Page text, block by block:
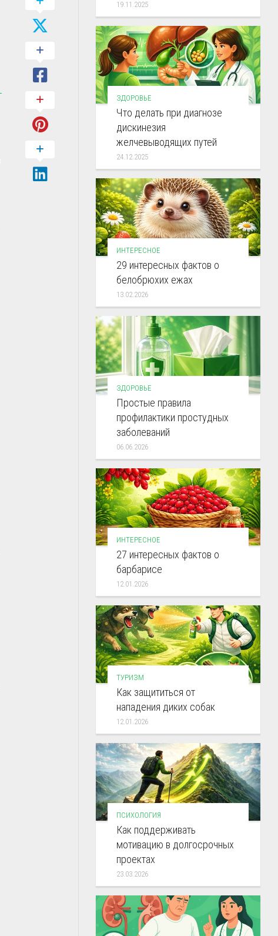
19.11.2025
ЗДОРОВЬЕ
Что делать при диагнозе
дискинезия
желчевыводящих путей
24.12.2025
ИНТЕРЕСНОЕ
29 интересных фактов о
белобрюхих ежах
13.02.2026
ЗДОРОВЬЕ
Простые правила
профилактики простудных
заболеваний
06.06.2026
ИНТЕРЕСНОЕ
27 интересных фактов о
барбарисе
12.01.2026
ТУРИЗМ
Как защититься от
нападения диких собак
12.01.2026
ПСИХОЛОГИЯ
Как поддерживать
мотивацию в долгосрочных
проектах
23.03.2026